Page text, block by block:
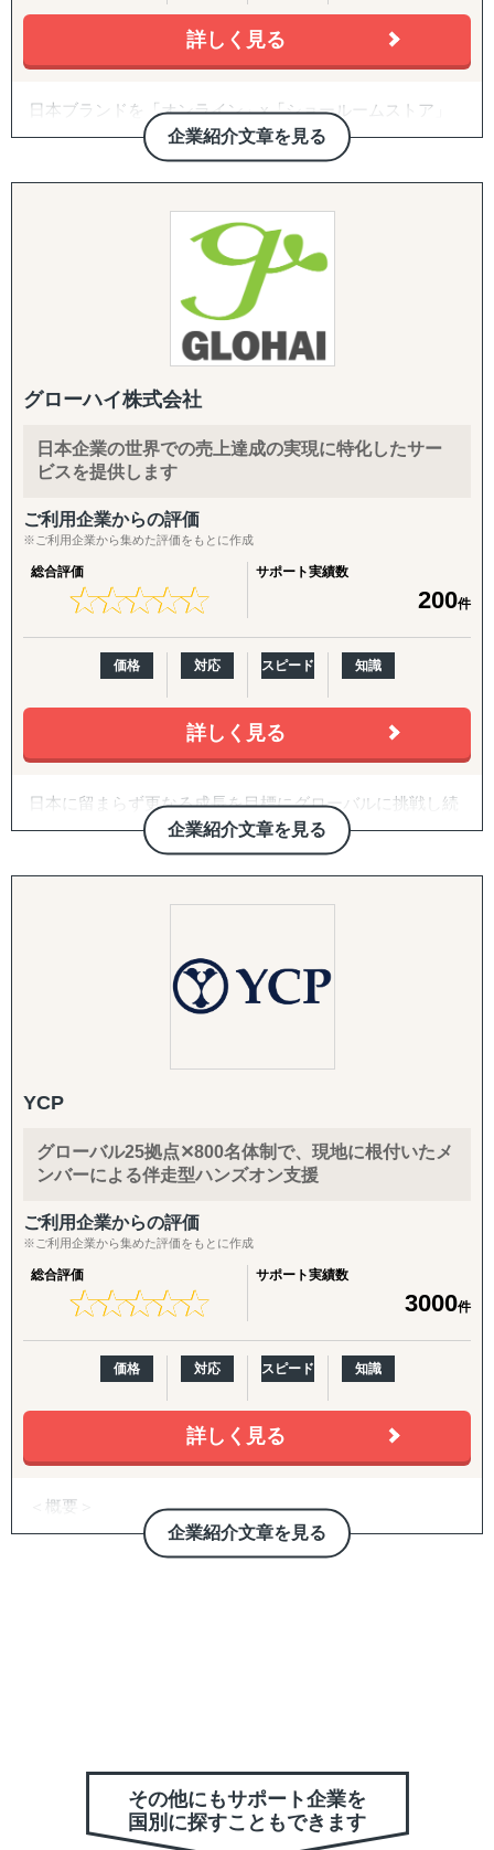
B2C/プロモーション：
Amazon広告運用・コンテンツ強化・商品数拡大、インフ
行（Instagram・TikTok等）、Google広告・メディアアプロ
ーチ
バックオフィス・現地体制：
法人設立支援、設立後の会社運営（経理・税務等）、現地
人材の採用、カスタマーサポート体制構築、商品パッケー
まずは貴社のお悩みごとや目的から理解し、一緒に成長し
ていける会社です。
詳しく見る
企業紹介文章を見る
日本ブランドを「オンライン」x「ショールームストア」
で世界に販売できる越境ECモール 『Japan Finds』 の運
営、オンラインでの出店・販売とあわせて、海外の実店舗
に商品を展示し、QRコードで購入できる「ショールーム
ストア販売」を実現して日本の事業者の海外進出、販路拡
Magento（マジェント）、WooCommerce（ウーコマー
ス）を利用した海外・国内向けECサイト構築、海外ECモ
ール(eBay, Amazon, Shopee, Lazada、Ruten、Ozon、T-
MALL Globalなど）の開店から運営までのフルサポート支
ご愛用いただいています。
越境ECに関するセミナーも常時Youtubeで閲覧いただけま
グローハイ株式会社
日本企業の世界での売上達成の実現に特化したサー
ビスを提供します
ご利用企業からの評価
※ご利用企業から集めた評価をもとに作成
総合評価
★★★★★
★★★★★
サポート実績数
200件
価格 対応 スピード 知識
詳しく見る
企業紹介文章を見る
日本に留まらず更なる成長を目標にグローバルに挑戦し続
ける日本企業にとって信頼のおける長期的なパートナーで
あり続けることが私たちの企業使命だと考えております。
日本企業の幹部や海外展開のプロジェクトリーダーと共に
アメリカに本社を構える私たちの多様な専門性、経験、文
限に活用し各クライアント特有のビジネス目標を達成させ
メント、オペレーションサポートと幅広い分野で海外で成
功する為の下記のようなサポートを実施しております。
・アメリカ、ヨーロッパでの売上達成
・アメリカ、ヨーロッパでの販路拡大
ケティングサポート
・効率的かつ低リスクでのアメリカ進出、ヨーロッパ進出
・戦略的パートナーマネジメント
・アメリカでのM&A
・アメリカでの会計、人事、法務の業務委託
グローハイはこれまでに中小企業から大企業まで様々な規
模、業界の数多くの日本企業のアメリカ進出、中国進出、
ヨーロッパ進出を成功に導いてきました。
YCP
グローバル25拠点✕800名体制で、現地に根付いたメ
ンバーによる伴走型ハンズオン支援
ご利用企業からの評価
※ご利用企業から集めた評価をもとに作成
総合評価
★★★★★
★★★★★
サポート実績数
3000件
価格 対応 スピード 知識
詳しく見る
企業紹介文章を見る
＜概要＞
・アジアを中心とする世界21拠点、コンサルタント800名
体制を有する、日系独立系では最大級のコンサルティング
ハウを提供
・コンサルティング事業と併行して、当社グループで展開
する自社事業群（パーソナルケア/飲食業/ヘルスケア/卸売/
教育など）の海外展開実績に基づく、実践的なアドバイス
その他にもサポート企業を
国別に探すこともできます